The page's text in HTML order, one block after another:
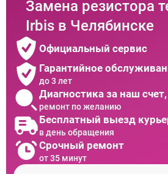
Замена резистора
Irbis в Челябинске
Официальный сервис
Гарантийное
до 3 лет
Диагностика за наш счет,
ремонт по желанию
Бесплатный выезд
в день обращения
Срочный ремонт
от 35 минут